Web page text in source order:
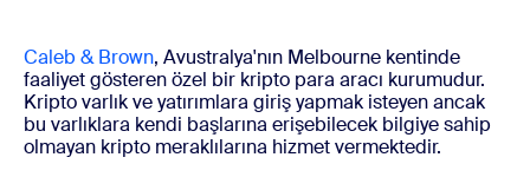
Caleb & Brown, Avustralya'nın Melbourne kentinde
faaliyet gösteren özel bir kripto para aracı kurumudur.
Kripto varlık ve yatırımlara giriş yapmak isteyen ancak
bu varlıklara kendi başlarına erişebilecek bilgiye sahip
olmayan kripto meraklılarına hizmet vermektedir.